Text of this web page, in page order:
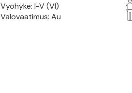
Vyöhyke: I-V (VI)
Valovaatimus: Au